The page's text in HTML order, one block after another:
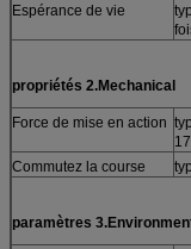
Espérance de vie
propriétés 2.Mechanical
Force de mise en action
Commutez la course
paramètres